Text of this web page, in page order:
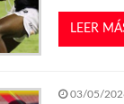
LEER
03/05/